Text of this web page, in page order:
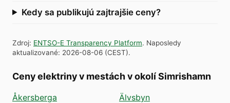
Kedy sa publikujú zajtrajšie ceny?
Zdroj: ENTSO-E Transparency Platform. Naposledy
aktualizované: 2026-08-06 (CEST).
Ceny elektriny v mestách v okolí Simrishamn
Åkersberga
Älvsbyn